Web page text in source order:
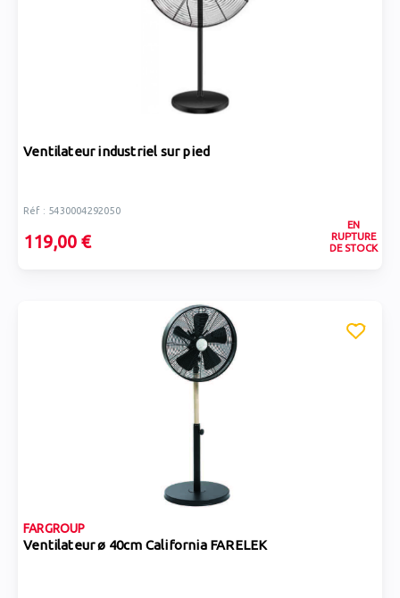
Ventilateur industriel sur pied
Réf : 5430004292050
119,00 €
EN
RUPTURE
DE STOCK
FARGROUP
Ventilateur ø 40cm California FARELEK